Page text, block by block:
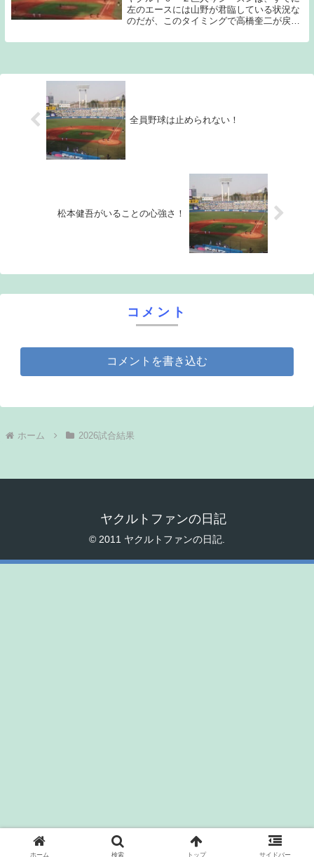
左のエースには山野が君臨している状況な
のだが、このタイミングで高橋奎二が戻っ
橋自身も焦りのようなものを感じていたの
全員野球は止められない！
松本健吾がいることの心強さ！
コメント
コメントを書き込む
ホーム 2026試合結果
ヤクルトファンの日記
© 2011 ヤクルトファンの日記.
ホーム 検索 トップ サイドバー